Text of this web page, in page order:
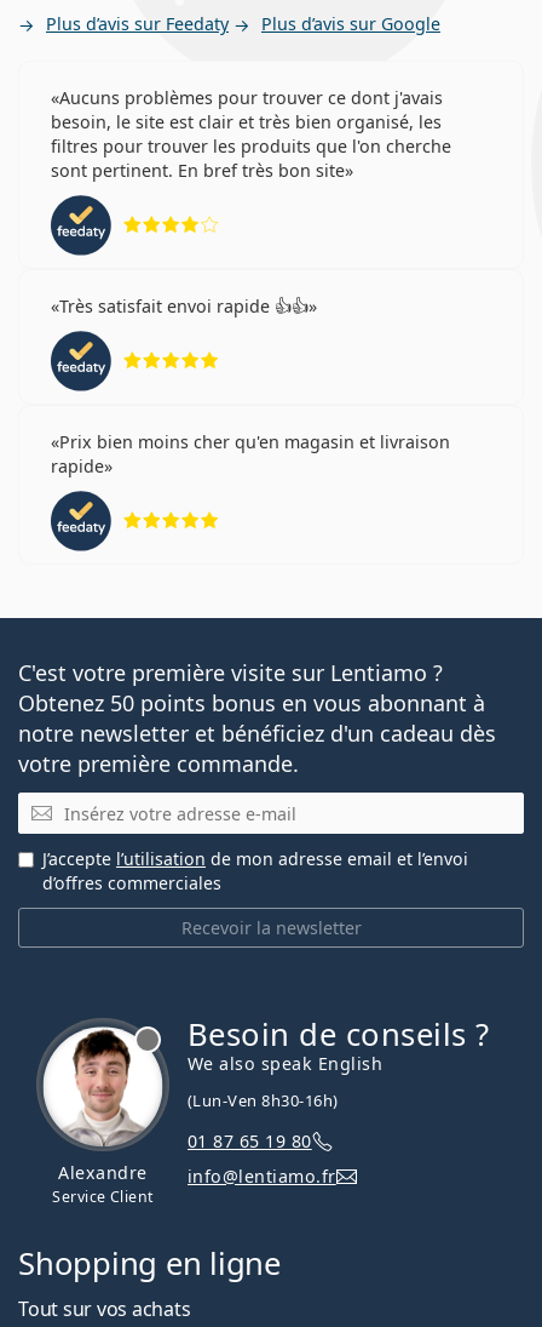
Plus d’avis sur Feedaty Plus d’avis sur Google
Aucuns problèmes pour trouver ce dont j'avais
besoin, le site est clair et très bien organisé, les
filtres pour trouver les produits que l'on cherche
sont pertinent. En bref très bon site
Très satisfait envoi rapide 👍👍
Prix bien moins cher qu'en magasin et livraison
rapide
C'est votre première visite sur Lentiamo ?
Obtenez 50 points bonus en vous abonnant à
notre newsletter et bénéficiez d'un cadeau dès
votre première commande.
E-mail
Recevoir la newsletter
J’accepte l’utilisation de mon adresse email et l’envoi
d’offres commerciales
Alexandre
Service Client
Besoin de conseils ?
We also speak English
(Lun-Ven 8h30-16h)
01 87 65 19 80
info@lentiamo.fr
Shopping en ligne
Tout sur vos achats